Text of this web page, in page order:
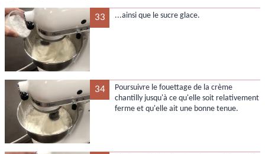
33 ...ainsi que le sucre glace.
34
Poursuivre le fouettage de la crème
chantilly jusqu'à ce qu'elle soit relativement
ferme et qu'elle ait une bonne tenue.